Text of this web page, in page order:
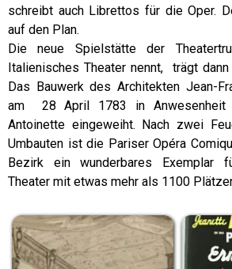
schreibt auch Librettos für die Oper.
auf den Plan.
Die neue Spielstätte der
Italienisches Theater nennt, trägt dann
Das Bauwerk des Architekten Jean-
am 28 April 1783 in Anwesenheit
Antoinette eingeweiht. Nach zwei
Umbauten ist die Pariser Opéra
Bezirk ein wunderbares Exemplar
Theater mit etwas mehr als 1100